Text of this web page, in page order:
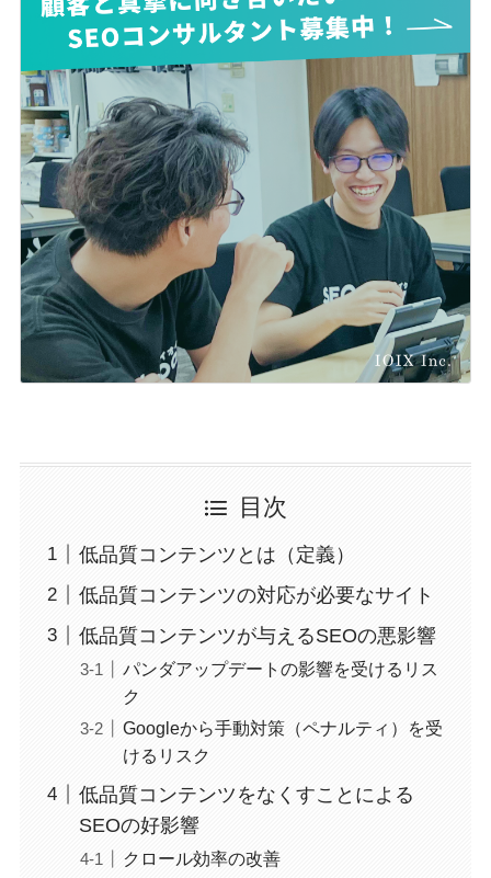
目次
低品質コンテンツとは（定義）
低品質コンテンツの対応が必要なサイト
低品質コンテンツが与えるSEOの悪影響
パンダアップデートの影響を受けるリス
ク
Googleから手動対策（ペナルティ）を受
けるリスク
低品質コンテンツをなくすことによる
SEOの好影響
クロール効率の改善